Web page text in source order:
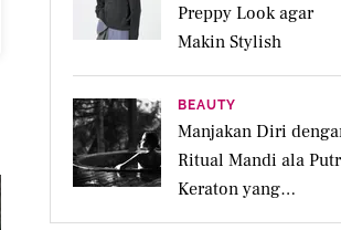
Preppy Look agar
Makin Stylish
BEAUTY
Manjakan Diri
Ritual Mandi ala
Keraton yang
Menenangkan untuk